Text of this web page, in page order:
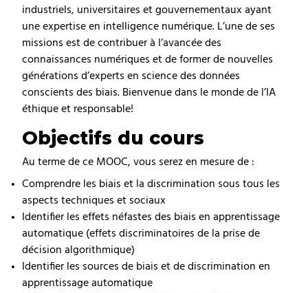
industriels, universitaires et gouvernementaux ayant
une expertise en intelligence numérique. L’une de ses
missions est de contribuer à l’avancée des
connaissances numériques et de former de nouvelles
générations d’experts en science des données
conscients des biais. Bienvenue dans le monde de l’IA
éthique et responsable!
Objectifs du cours
Au terme de ce MOOC, vous serez en mesure de :
Comprendre les biais et la discrimination sous tous les
aspects techniques et sociaux
Identifier les effets néfastes des biais en apprentissage
automatique (effets discriminatoires de la prise de
décision algorithmique)
Identifier les sources de biais et de discrimination en
apprentissage automatique